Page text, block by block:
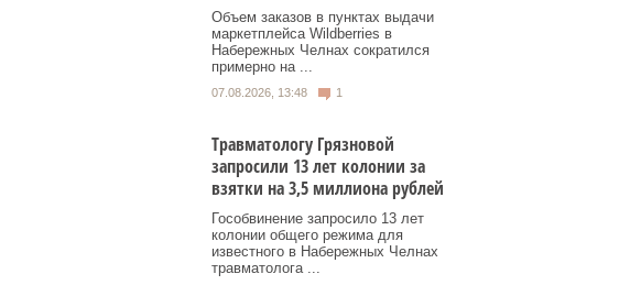
Объем заказов в пунктах выдачи
маркетплейса Wildberries в
Набережных Челнах сократился
примерно на ...
07.08.2026, 13:48 1
Травматологу Грязновой
запросили 13 лет колонии за
взятки на 3,5 миллиона рублей
Гособвинение запросило 13 лет
колонии общего режима для
известного в Набережных Челнах
травматолога ...